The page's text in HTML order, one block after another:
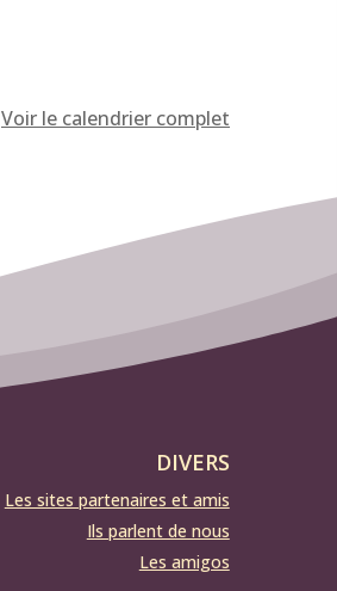
Voir le calendrier complet
DIVERS
Les sites partenaires et amis
Ils parlent de nous
Les amigos